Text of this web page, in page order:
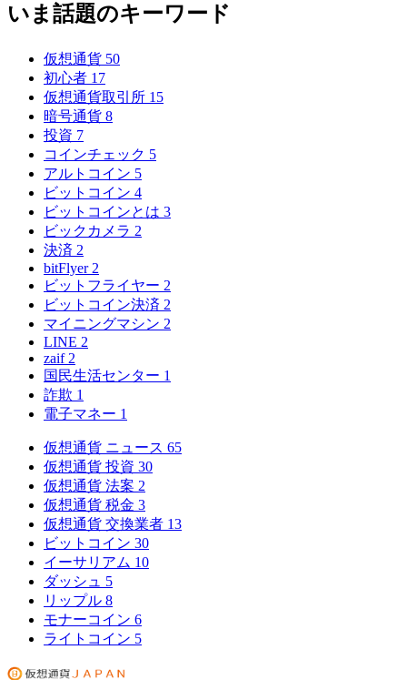
いま話題のキーワード
仮想通貨 50
初心者 17
仮想通貨取引所 15
暗号通貨 8
投資 7
コインチェック 5
アルトコイン 5
ビットコイン 4
ビットコインとは 3
ビックカメラ 2
決済 2
bitFlyer 2
ビットフライヤー 2
ビットコイン決済 2
マイニングマシン 2
LINE 2
zaif 2
国民生活センター 1
詐欺 1
電子マネー 1
仮想通貨 ニュース 65
仮想通貨 投資 30
仮想通貨 法案 2
仮想通貨 税金 3
仮想通貨 交換業者 13
ビットコイン 30
イーサリアム 10
ダッシュ 5
リップル 8
モナーコイン 6
ライトコイン 5